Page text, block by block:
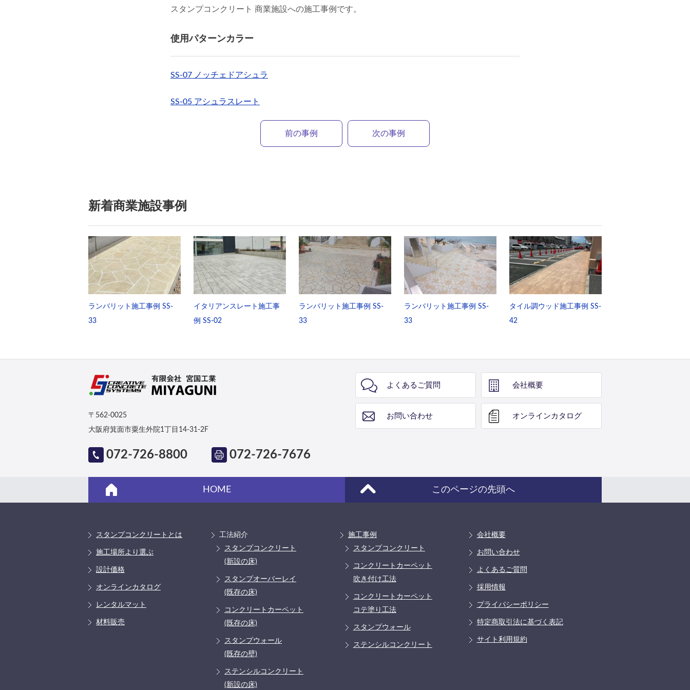
スタンプコンクリート 商業施設への施工事例です。
使用パターンカラー
SS-07 ノッチェドアシュラ
SS-05 アシュラスレート
前の事例 次の事例
新着商業施設事例
ランバリット施工事例 SS-
33
イタリアンスレート施工事
例 SS-02
ランバリット施工事例 SS-
33
ランバリット施工事例 SS-
33
タイル調ウッド施工事例 SS-
42
〒562-0025
大阪府箕面市粟生外院1丁目14-31-2F
072-726-8800 072-726-7676
よくあるご質問 会社概要
お問い合わせ オンライン カタログ
HOME このページの先頭へ
スタンプコンクリートとは
施工場所より選ぶ
設計価格
オンラインカタログ
レンタルマット
材料販売
工法紹介
スタンプコンクリート
(新設の床)
スタンプオーバーレイ
(既存の床)
コンクリートカーペット
(既存の床)
スタンプウォール
(既存の壁)
ステンシルコンクリート
(新設の床)
施工事例
スタンプコンクリート
コンクリートカーペット
吹き付け工法
コンクリートカーペット
コテ塗り工法
スタンプウォール
ステンシルコンクリート
会社概要
お問い合わせ
よくあるご質問
採用情報
プライバシーポリシー
特定商取引法に基づく表記
サイト利用規約